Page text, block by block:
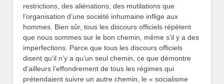
restrictions, des aliénations, des mutilations que
l’organisation d’une société inhumaine inflige aux
hommes. Bien sûr, tous les discours officiels répètent
que nous sommes sur le bon chemin, même s’il y a des
imperfections. Parce que tous les discours officiels
disent qu’il n’y a qu’un seul chemin, ce que démontre
d’ailleurs l’effondrement de tous les régimes qui
prétendaient suivre un autre chemin, le « socialisme